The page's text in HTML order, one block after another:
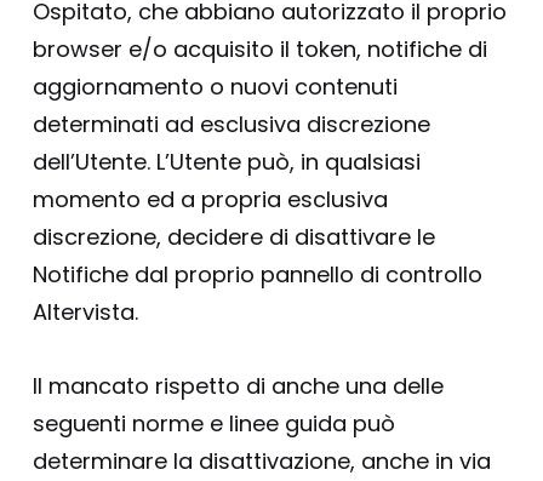
Ospitato, che abbiano autorizzato il proprio
browser e/o acquisito il token, notifiche di
aggiornamento o nuovi contenuti
determinati ad esclusiva discrezione
dell’Utente. L’Utente può, in qualsiasi
momento ed a propria esclusiva
discrezione, decidere di disattivare le
Notifiche dal proprio pannello di controllo
Altervista.
Il mancato rispetto di anche una delle
seguenti norme e linee guida può
determinare la disattivazione, anche in via